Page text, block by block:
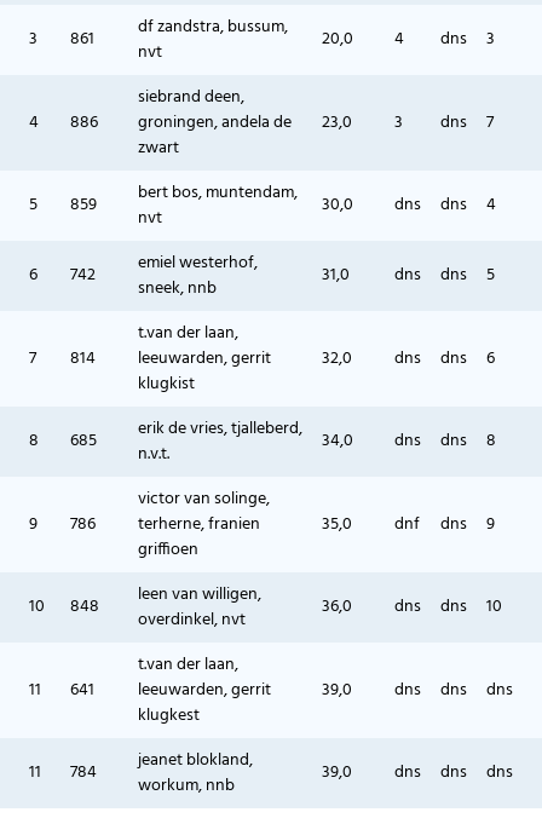
3 861
df zandstra, bussum,
nvt
20,0 4 dns 3
4 886
siebrand deen,
groningen, andela de
zwart
23,0 3 dns 7
5 859
bert bos, muntendam,
nvt
30,0 dns dns 4
6 742
emiel westerhof,
sneek, nnb
31,0 dns dns 5
7 814
t.van der laan,
leeuwarden, gerrit
klugkist
32,0 dns dns 6
8 685
erik de vries, tjalleberd,
n.v.t.
34,0 dns dns 8
9 786
victor van solinge,
terherne, franien
griffioen
35,0 dnf dns 9
10 848
leen van willigen,
overdinkel, nvt
36,0 dns dns 10
11 641
t.van der laan,
leeuwarden, gerrit
klugkest
39,0 dns dns dns
11 784
jeanet blokland,
workum, nnb
39,0 dns dns dns